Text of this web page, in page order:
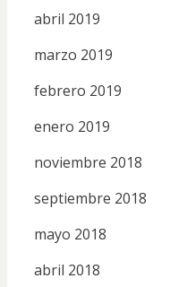
abril 2019
marzo 2019
febrero 2019
enero 2019
noviembre 2018
septiembre 2018
mayo 2018
abril 2018